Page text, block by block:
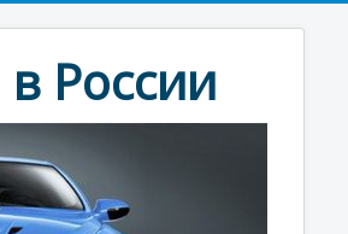
России